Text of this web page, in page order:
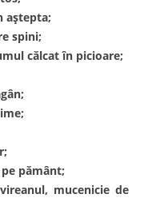
aștepta;
spini;
călcat în picioare;
pământ;
mucenicie de